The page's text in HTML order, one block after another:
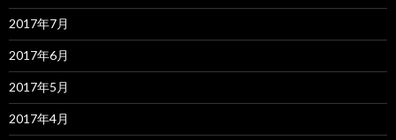
2017年7月
2017年6月
2017年5月
2017年4月